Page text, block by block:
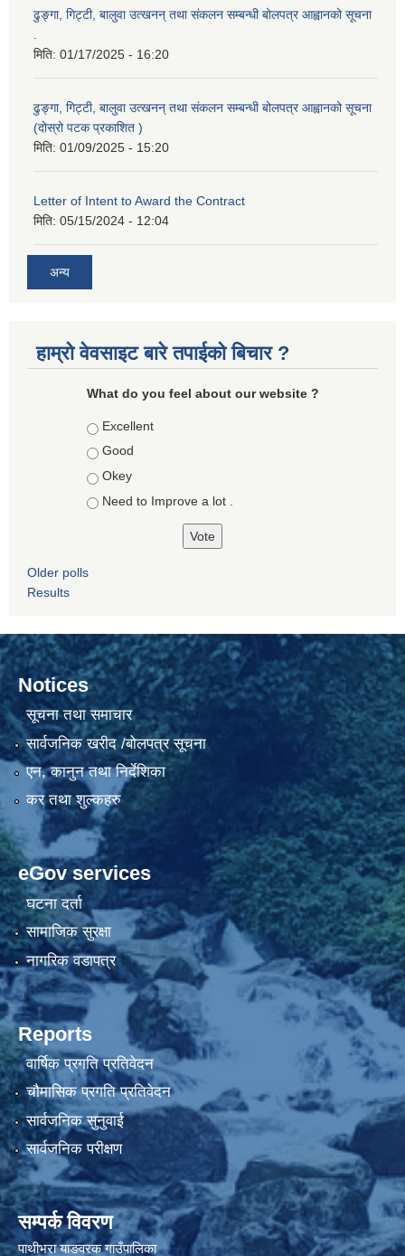
ढुङ्गा, गिट्टी, बालुवा उत्खनन् तथा संकलन सम्बन्धी बोलपत्र आह्वानको सूचना
.
मिति: 01/17/2025 - 16:20
ढुङ्गा, गिट्टी, बालुवा उत्खनन् तथा संकलन सम्बन्धी बोलपत्र आह्वानको सूचना
(दोस्रो पटक प्रकाशित )
मिति: 01/09/2025 - 15:20
Letter of Intent to Award the Contract
मिति: 05/15/2024 - 12:04
अन्य
हाम्रो वेवसाइट बारे तपाईको बिचार ?
What do you feel about our website ?
Choices
Excellent
Good
Okey
Need to Improve a lot .
Older polls
Results
Notices
सूचना तथा समाचार
सार्वजनिक खरीद /बोलपत्र सूचना
एन, कानुन तथा निर्देशिका
कर तथा शुल्कहरु
eGov services
घटना दर्ता
सामाजिक सुरक्षा
नागरिक वडापत्र
Reports
वार्षिक प्रगति प्रतिवेदन
चौमासिक प्रगति प्रतिवेदन
सार्वजनिक सुनुवाई
सार्वजनिक परीक्षण
सम्पर्क विवरण
पाथीभरा याङवरक गाउँपालिका